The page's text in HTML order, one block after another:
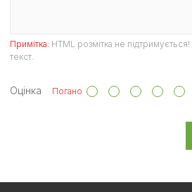
Примітка: HTML розмітка не
текст.
Оцінка Погано